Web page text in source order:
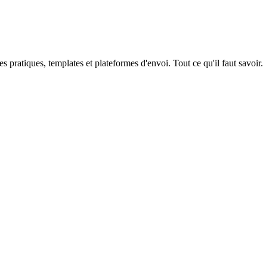
templates et plateformes d'envoi. Tout ce qu'il faut savoir.